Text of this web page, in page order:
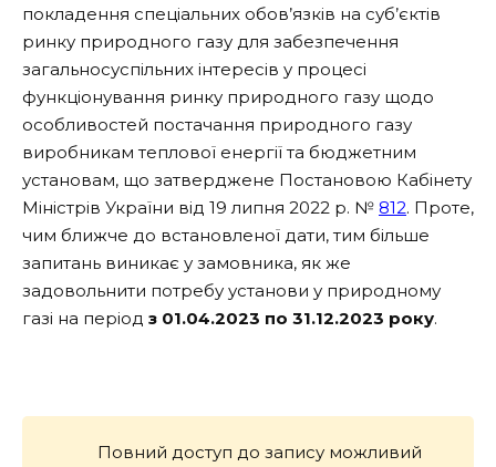
покладення спеціальних обов’язків на суб’єктів
ринку природного газу для забезпечення
загальносуспільних інтересів у процесі
функціонування ринку природного газу щодо
особливостей постачання природного газу
виробникам теплової енергії та бюджетним
установам, що затверджене Постановою Кабінету
Міністрів України від 19 липня 2022 р. № 812. Проте,
чим ближче до встановленої дати, тим більше
запитань виникає у замовника, як же
задовольнити потребу установи у природному
газі на період з 01.04.2023 по 31.12.2023 року.
Повний доступ до запису можливий